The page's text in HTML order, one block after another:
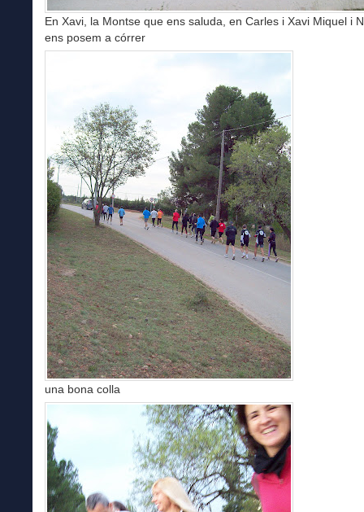
En Xavi, la Montse que ens saluda, en Carles i Xavi Miquel i
ens posem a córrer
una bona colla